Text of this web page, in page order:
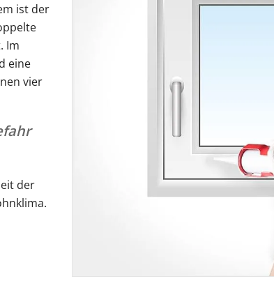
ist der
Im
eine
vier
der